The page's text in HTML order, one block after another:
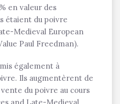
en valeur des
étaient du poivre
Medieval European
Paul Freedman).
également à
Ils augmentèrent de
du poivre au cours